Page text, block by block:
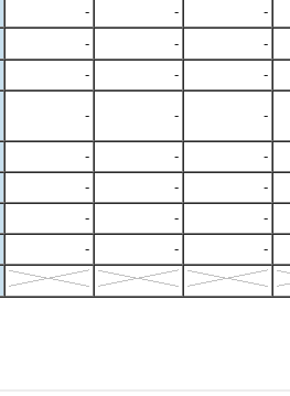
- - -
- - -
- - -
- - -
- - -
- - -
- - -
- - -